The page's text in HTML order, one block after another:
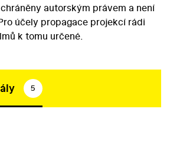
autorským právem a není
účely propagace projekcí rádi
k tomu určené.
5